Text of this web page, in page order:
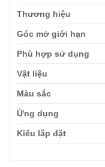
Thương hiệu
Góc mở giới hạn
Phù hợp sử dụng
Vật liệu
Màu sắc
Ứng dụng
Kiểu lắp đặt